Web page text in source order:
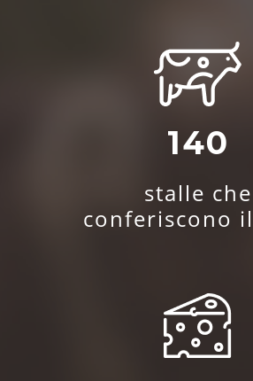
140
stalle che
conferiscono